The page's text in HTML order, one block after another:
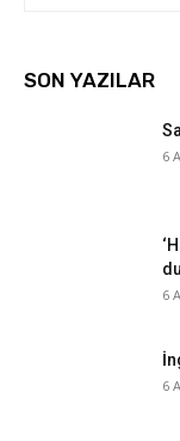
SON YAZILAR
6
6
6